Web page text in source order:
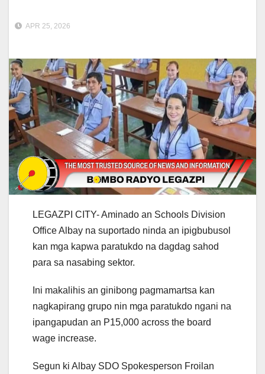
APR 25, 2026
LEGAZPI CITY- Aminado an Schools Division
Office Albay na suportado ninda an ipigbubusol
kan mga kapwa paratukdo na dagdag sahod
para sa nasabing sektor.
Ini makalihis an ginibong pagmamartsa kan
nagkapirang grupo nin mga paratukdo ngani na
ipangapudan an P15,000 across the board
wage increase.
Segun ki Albay SDO Spokesperson Froilan